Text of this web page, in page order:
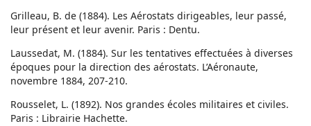
Grilleau, B. de (1884). Les Aérostats dirigeables, leur passé,
leur présent et leur avenir. Paris : Dentu.
Laussedat, M. (1884). Sur les tentatives effectuées à diverses
époques pour la direction des aérostats. L’Aéronaute,
novembre 1884, 207-210.
Rousselet, L. (1892). Nos grandes écoles militaires et civiles.
Paris : Librairie Hachette.